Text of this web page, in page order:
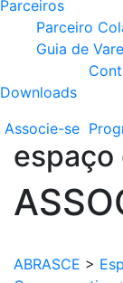
Parceiros
Parceiro
Guia de
Downloads
Associe-se
espaço
ABRASCE >